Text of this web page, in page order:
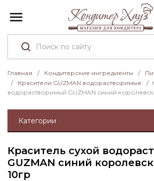
Главная / Кондитерские ингредиенты /
/
Красители GUZMAN водорастворимые /
водорастворимый GUZMAN синий
Категории
Краситель сухой
GUZMAN синий
10гр